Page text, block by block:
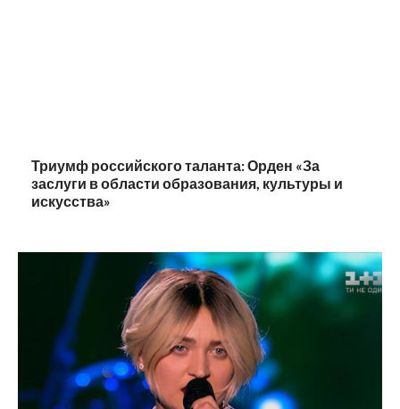
Триумф российского таланта: Орден «За
заслуги в области образования, культуры и
искусства»